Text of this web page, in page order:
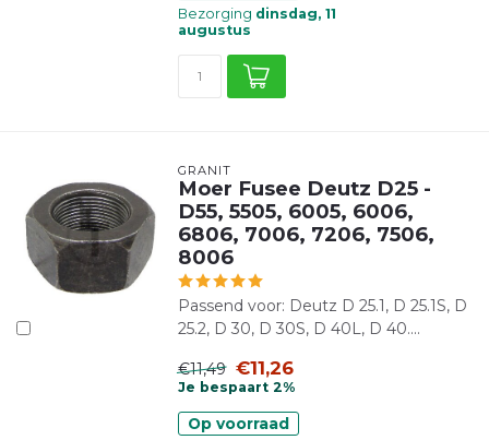
Bezorging dinsdag, 11
augustus
GRANIT
Moer Fusee Deutz D25 -
D55, 5505, 6005, 6006,
6806, 7006, 7206, 7506,
8006
Passend voor: Deutz D 25.1, D 25.1S, D
25.2, D 30, D 30S, D 40L, D 40....
€11,49 €11,26
Je bespaart 2%
Op voorraad